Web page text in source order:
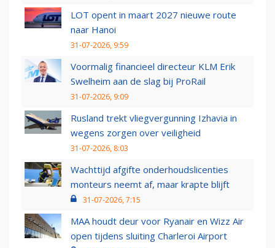
LOT opent in maart 2027 nieuwe route
naar Hanoi
31-07-2026, 9:59
Voormalig financieel directeur KLM Erik
Swelheim aan de slag bij ProRail
31-07-2026, 9:09
Rusland trekt vliegvergunning Izhavia in
wegens zorgen over veiligheid
31-07-2026, 8:03
Wachttijd afgifte onderhoudslicenties
monteurs neemt af, maar krapte blijft
31-07-2026, 7:15
MAA houdt deur voor Ryanair en Wizz Air
open tijdens sluiting Charleroi Airport